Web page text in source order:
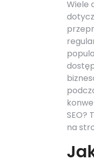
Wiele
SEO?
na